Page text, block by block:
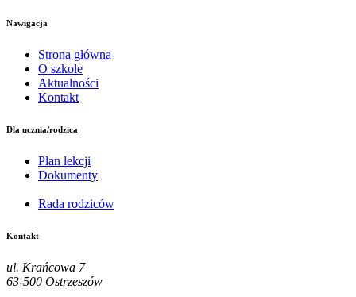
Nawigacja
Strona główna
O szkole
Aktualności
Kontakt
Dla ucznia/rodzica
Plan lekcji
Dokumenty
Rada rodziców
Kontakt
ul. Krańcowa 7
63-500 Ostrzeszów